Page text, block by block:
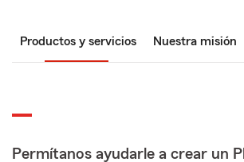
Productos y servicios Nuestra misión
Permítanos ayudarle a crear un